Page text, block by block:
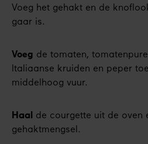
Voeg het gehakt en de
gaar is.
Voeg de tomaten,
Italiaanse kruiden en peper
middelhoog vuur.
Haal de courgette uit de oven
gehaktmengsel.